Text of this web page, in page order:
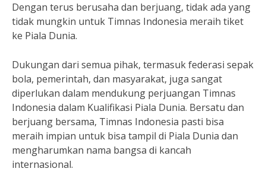
Dengan terus berusaha dan berjuang, tidak ada yang
tidak mungkin untuk Timnas Indonesia meraih tiket
ke Piala Dunia.
Dukungan dari semua pihak, termasuk federasi sepak
bola, pemerintah, dan masyarakat, juga sangat
diperlukan dalam mendukung perjuangan Timnas
Indonesia dalam Kualifikasi Piala Dunia. Bersatu dan
berjuang bersama, Timnas Indonesia pasti bisa
meraih impian untuk bisa tampil di Piala Dunia dan
mengharumkan nama bangsa di kancah
internasional.